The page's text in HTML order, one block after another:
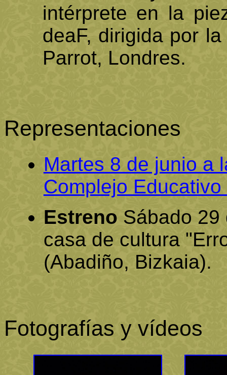
intérprete en la
deaF, dirigida por
Parrot, Londres.
Representaciones
Martes 8 de junio a
Complejo
Estreno Sábado 29
casa de cultura
(Abadiño, Bizkaia).
Fotografías y vídeos